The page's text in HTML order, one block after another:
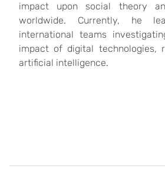
impact upon social theory
worldwide. Currently, he
international teams
impact of digital technologies,
artificial intelligence.